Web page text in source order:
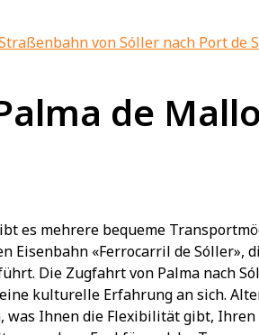
von Sóller nach Port de
de
es mehrere bequeme
«Ferrocarril de Sóller»,
Die Zugfahrt von Palma nach
kulturelle Erfahrung an sich.
was Ihnen die Flexibilität gibt,